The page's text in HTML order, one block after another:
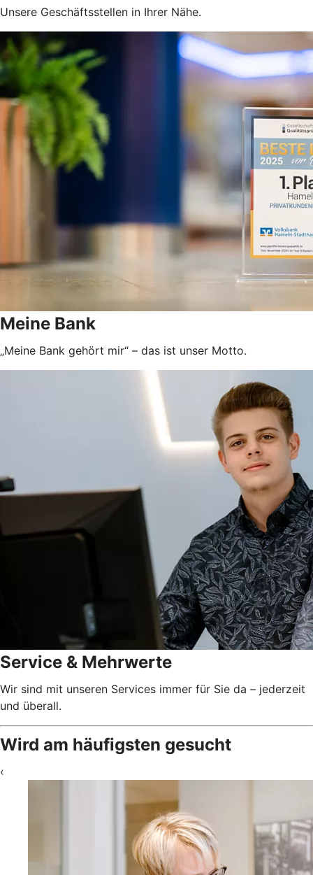
Unsere Geschäftsstellen in Ihrer Nähe.
Meine Bank
„Meine Bank gehört mir“ – das ist unser Motto.
Service & Mehrwerte
Wir sind mit unseren Services immer für Sie da – jederzeit
und überall.
Wird am häufigsten gesucht
‹